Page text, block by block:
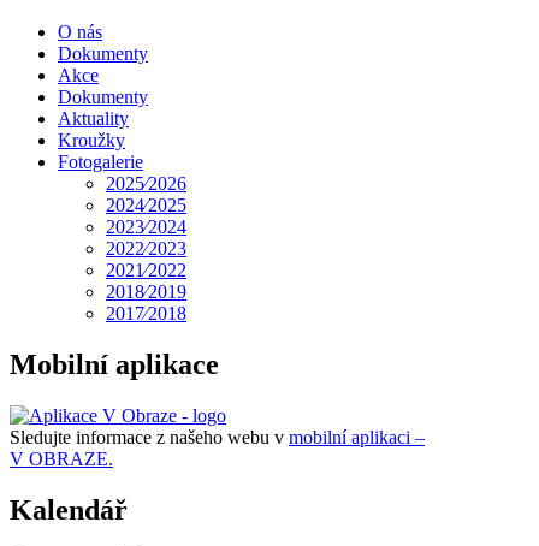
O nás
Dokumenty
Akce
Dokumenty
Aktuality
Kroužky
Fotogalerie
2025⁄2026
2024⁄2025
2023⁄2024
2022⁄2023
2021⁄2022
2018⁄2019
2017⁄2018
Mobilní aplikace
Sledujte informace z našeho webu v mobilní aplikaci –
V OBRAZE.
Kalendář